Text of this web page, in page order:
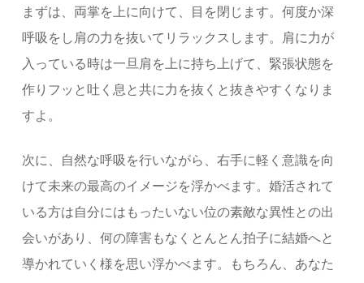
まずは、両掌を上に向けて、目を閉じます。何度か深
呼吸をし肩の力を抜いてリラックスします。肩に力が
入っている時は一旦肩を上に持ち上げて、緊張状態を
作りフッと吐く息と共に力を抜くと抜きやすくなりま
すよ。
次に、自然な呼吸を行いながら、右手に軽く意識を向
けて未来の最高のイメージを浮かべます。婚活されて
いる方は自分にはもったいない位の素敵な異性との出
会いがあり、何の障害もなくとんとん拍子に結婚へと
導かれていく様を思い浮かべます。もちろん、あなた